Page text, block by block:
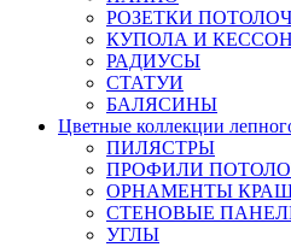
РОЗЕТКИ
КУПОЛА И
РАДИУСЫ
СТАТУИ
БАЛЯСИНЫ
Цветные коллекции
ПИЛЯСТРЫ
ПРОФИЛИ
ОРНАМЕНТЫ
СТЕНОВЫЕ
УГЛЫ